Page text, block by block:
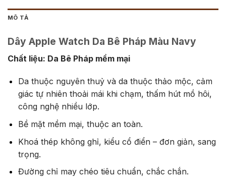
MÔ TẢ
Dây Apple Watch Da Bê Pháp Màu Navy
Chất liệu: Da Bê Pháp mềm mại
Da thuộc nguyên thuỷ và da thuộc thảo mộc, cảm
giác tự nhiên thoải mái khi chạm, thấm hút mồ hôi,
công nghệ nhiều lớp.
Bề mặt mềm mại, thuộc an toàn.
Khoá thép không ghỉ, kiểu cổ điển – đơn giản, sang
trọng.
Đường chỉ may chéo tiêu chuẩn, chắc chắn.